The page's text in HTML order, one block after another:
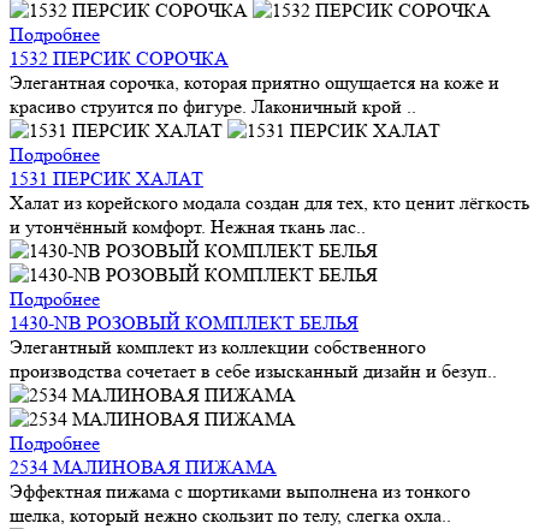
Подробнее
1532 ПЕРСИК СОРОЧКА
Элегантная сорочка, которая приятно ощущается на коже и
красиво струится по фигуре. Лаконичный крой ..
Подробнее
1531 ПЕРСИК ХАЛАТ
Халат из корейского модала создан для тех, кто ценит лёгкость
и утончённый комфорт. Нежная ткань лас..
Подробнее
1430-NB РОЗОВЫЙ КОМПЛЕКТ БЕЛЬЯ
Элегантный комплект из коллекции собственного
производства сочетает в себе изысканный дизайн и безуп..
Подробнее
2534 МАЛИНОВАЯ ПИЖАМА
Эффектная пижама с шортиками выполнена из тонкого
шелка, который нежно скользит по телу, слегка охла..